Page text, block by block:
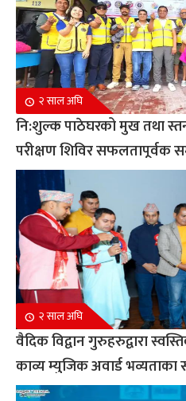
२ साल अघि
नि:शुल्क पाठेघरको मुख तथा
परीक्षण शिविर सफलतापूर्वक
२ साल अघि
वैदिक विद्वान गुरुहरुद्वारा
काव्य म्युजिक अवार्ड भव्यताका